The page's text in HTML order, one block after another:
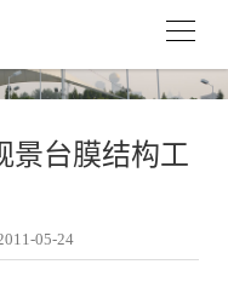
景台膜结构工
05-24